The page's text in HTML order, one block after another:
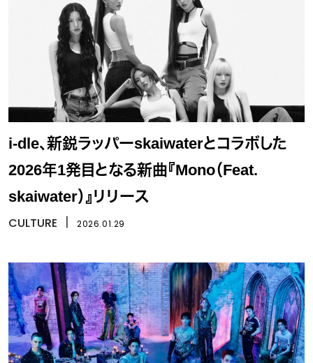
i-dle、新鋭ラッパーskaiwaterとコラボした
2026年1発目となる新曲『Mono（Feat.
skaiwater）』リリース
CULTURE 2026.01.29